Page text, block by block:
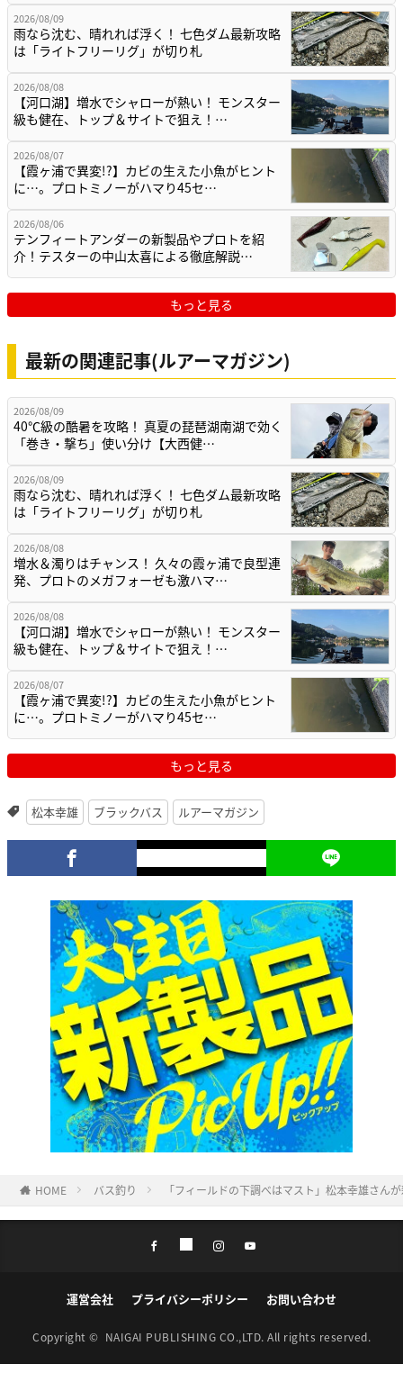
2026/08/09
雨なら沈む、晴れれば浮く！ 七色ダム最新攻略
は「ライトフリーリグ」が切り札
2026/08/08
【河口湖】増水でシャローが熱い！ モンスター
級も健在、トップ＆サイトで狙え！…
2026/08/07
【霞ヶ浦で異変!?】カビの生えた小魚がヒント
に…。プロトミノーがハマり45セ…
2026/08/06
テンフィートアンダーの新製品やプロトを紹
介！テスターの中山太喜による徹底解説…
もっと見る
最新の関連記事(ルアーマガジン)
2026/08/09
40℃級の酷暑を攻略！ 真夏の琵琶湖南湖で効く
「巻き・撃ち」使い分け【大西健…
2026/08/09
雨なら沈む、晴れれば浮く！ 七色ダム最新攻略
は「ライトフリーリグ」が切り札
2026/08/08
増水＆濁りはチャンス！ 久々の霞ヶ浦で良型連
発、プロトのメガフォーゼも激ハマ…
2026/08/08
【河口湖】増水でシャローが熱い！ モンスター
級も健在、トップ＆サイトで狙え！…
2026/08/07
【霞ヶ浦で異変!?】カビの生えた小魚がヒント
に…。プロトミノーがハマり45セ…
もっと見る
松本幸雄 ブラックバス ルアーマガジン
HOME バス釣り 「フィールドの下調べはマスト」松本幸雄さん
運営会社 プライバシーポリシー お問い合わせ
Copyright © NAIGAI PUBLISHING CO.,LTD. All rights reserved.